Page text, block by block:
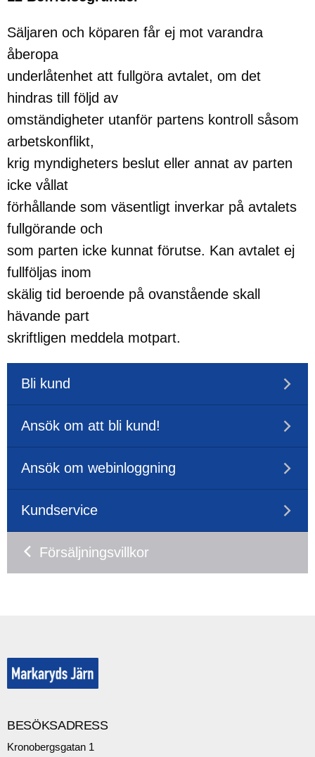
Säljaren och köparen får ej mot varandra
åberopa
underlåtenhet att fullgöra avtalet, om det
hindras till följd av
omständigheter utanför partens kontroll såsom
arbetskonflikt,
krig myndigheters beslut eller annat av parten
icke vållat
förhållande som väsentligt inverkar på avtalets
fullgörande och
som parten icke kunnat förutse. Kan avtalet ej
fullföljas inom
skälig tid beroende på ovanstående skall
hävande part
skriftligen meddela motpart.
Bli kund
Ansök om att bli kund!
Ansök om webinloggning
Kundservice
Försäljningsvillkor
BESÖKSADRESS
Kronobergsgatan 1